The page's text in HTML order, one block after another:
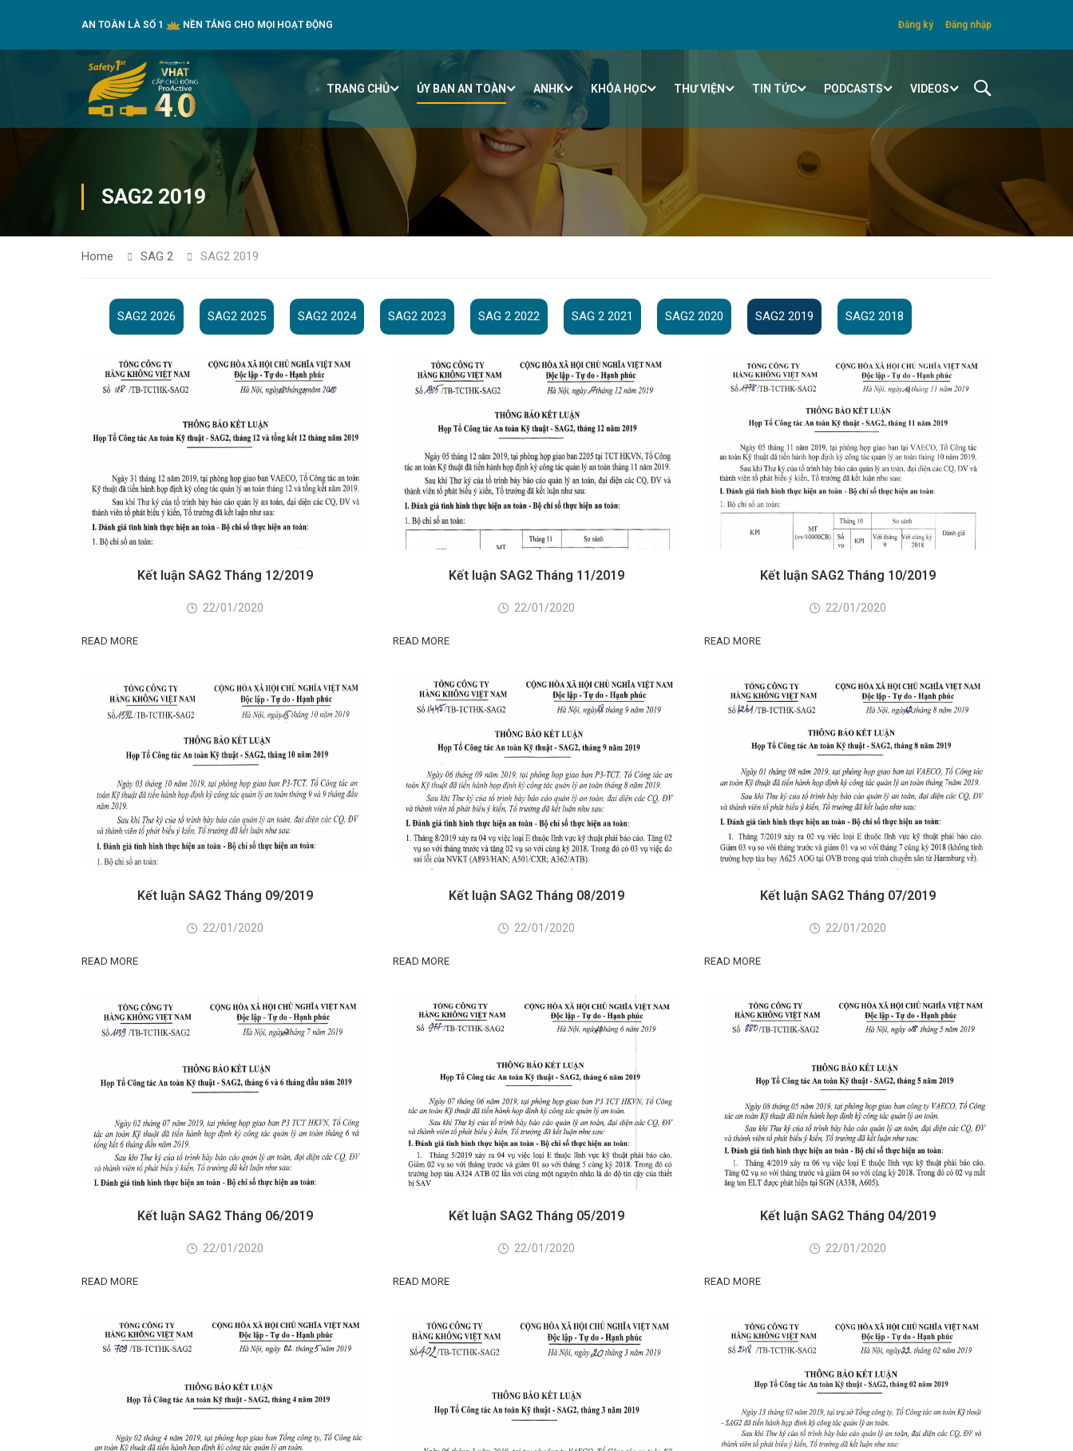
AN TOÀN LÀ SỐ 1 NỀN TẢNG CHO MỌI HOẠT ĐỘNG Đăng ký Đăng nhập
TRANG CHỦ ỦY BAN AN TOÀN ANHK KHÓA HỌC THƯ VIỆN TIN TỨC PODCASTS VIDEOS
SAG2 2019
Home SAG 2 SAG2 2019
SAG2 2026 SAG2 2025 SAG2 2024 SAG2 2023 SAG 2 2022 SAG 2 2021 SAG2 2020 SAG2 2019 SAG2 2018
Kết luận SAG2 Tháng 12/2019
22/01/2020
READ MORE
Kết luận SAG2 Tháng 11/2019
22/01/2020
READ MORE
Kết luận SAG2 Tháng 10/2019
22/01/2020
READ MORE
Kết luận SAG2 Tháng 09/2019
22/01/2020
READ MORE
Kết luận SAG2 Tháng 08/2019
22/01/2020
READ MORE
Kết luận SAG2 Tháng 07/2019
22/01/2020
READ MORE
Kết luận SAG2 Tháng 06/2019
22/01/2020
READ MORE
Kết luận SAG2 Tháng 05/2019
22/01/2020
READ MORE
Kết luận SAG2 Tháng 04/2019
22/01/2020
READ MORE